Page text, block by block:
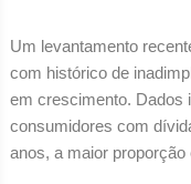
Um levantamento
com histórico de
em crescimento. Dados
consumidores com
anos, a maior